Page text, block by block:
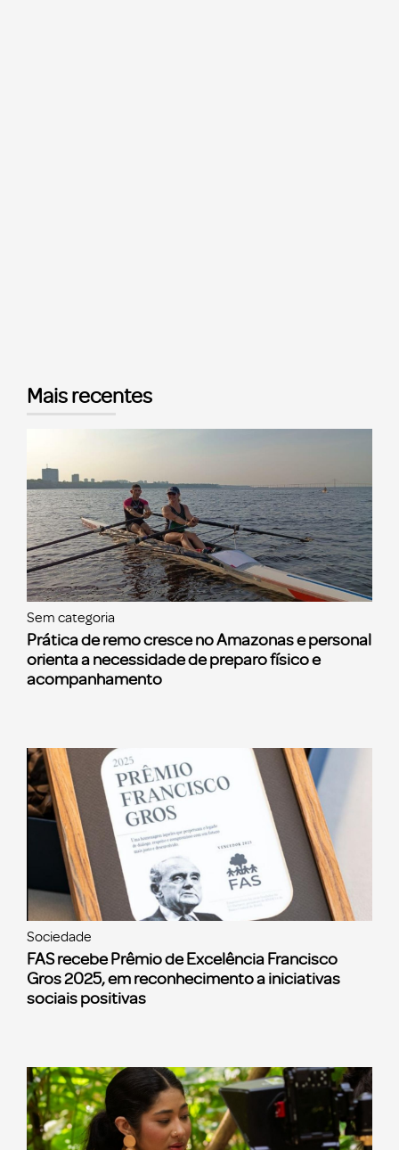
Mais recentes
Sem categoria
Prática de remo cresce no Amazonas e personal
orienta a necessidade de preparo físico e
acompanhamento
Sociedade
FAS recebe Prêmio de Excelência Francisco
Gros 2025, em reconhecimento a iniciativas
sociais positivas